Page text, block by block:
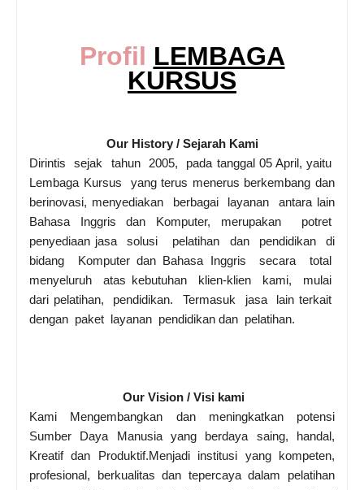
Profil LEMBAGA
KURSUS
Our History / Sejarah Kami
Dirintis sejak tahun 2005, pada tanggal 05 April, yaitu
Lembaga Kursus yang terus menerus berkembang dan
berinovasi, menyediakan berbagai layanan antara lain
Bahasa Inggris dan Komputer, merupakan potret
penyediaan jasa solusi pelatihan dan pendidikan di
bidang Komputer dan Bahasa Inggris secara total
menyeluruh atas kebutuhan klien-klien kami, mulai
dari pelatihan, pendidikan. Termasuk jasa lain terkait
dengan paket layanan pendidikan dan pelatihan.
Our Vision / Visi kami
Kami Mengembangkan dan meningkatkan potensi
Sumber Daya Manusia yang berdaya saing, handal,
Kreatif dan Produktif.Menjadi institusi yang kompeten,
profesional, berkualitas dan tepercaya dalam pelatihan